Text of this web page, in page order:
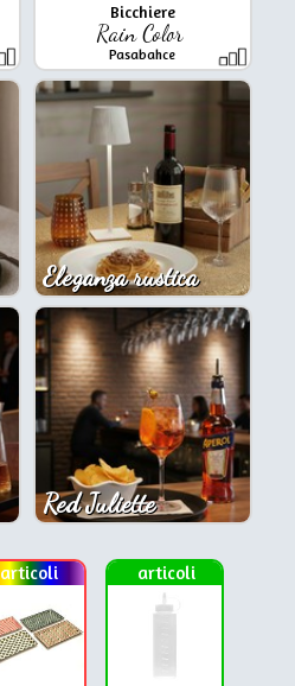
Bicchiere
Rain Color
Pasabahce
Eleganza rustica
Red Juliette
articoli articoli